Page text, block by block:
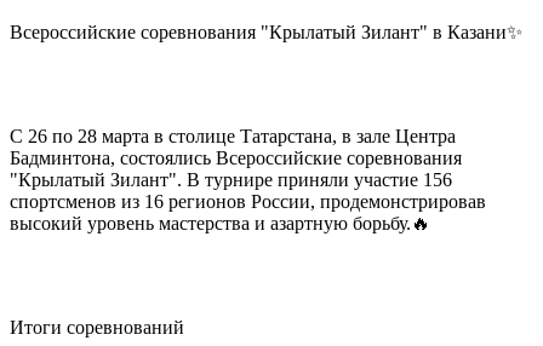
Всероссийские соревнования "Крылатый Зилант" в Казани✨
С 26 по 28 марта в столице Татарстана, в зале Центра
Бадминтона, состоялись Всероссийские соревнования
"Крылатый Зилант". В турнире приняли участие 156
спортсменов из 16 регионов России, продемонстрировав
высокий уровень мастерства и азартную борьбу.🔥
Итоги соревнований